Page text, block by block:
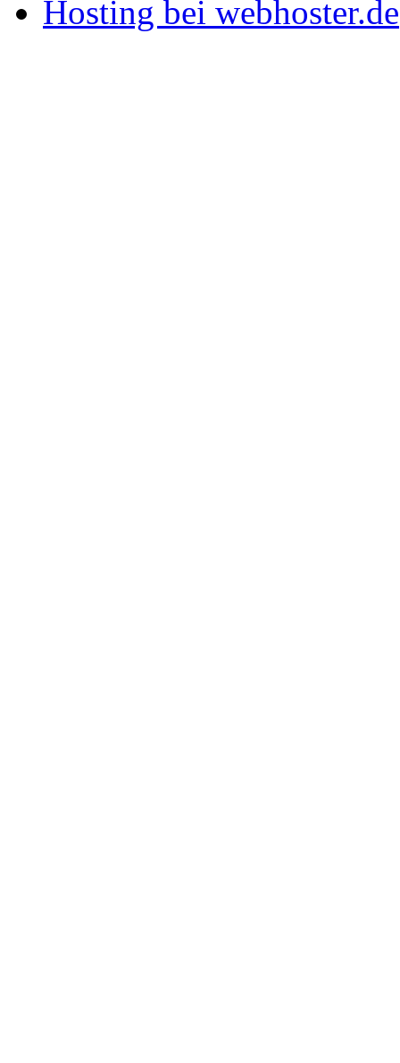
Hosting bei webhoster.de